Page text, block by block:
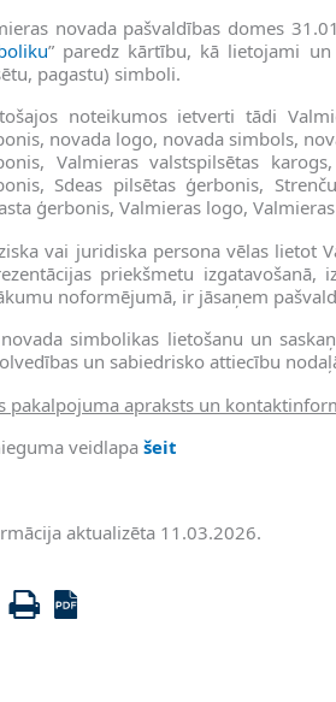
novada pašvaldības domes
” paredz kārtību, kā lietojami
pagastu) simboli.
noteikumos ietverti tādi
novada logo, novada simbols,
Valmieras valstspilsētas
Sdeas pilsētas ģerbonis,
ģerbonis, Valmieras logo,
vai juridiska persona vēlas lietot
priekšmetu izgatavošanā,
noformējumā, ir jāsaņem
simbolikas lietošanu un
un sabiedrisko attiecību
pakalpojuma apraksts un
veidlapa šeit
aktualizēta 11.03.2026.